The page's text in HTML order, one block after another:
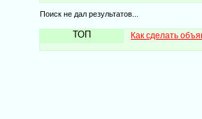
Поиск не дал результатов...
ТОП Как сделать